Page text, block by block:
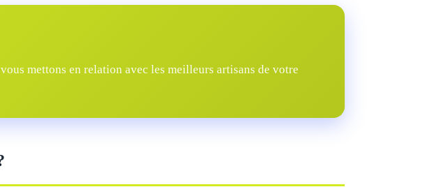
mettons en relation avec les meilleurs artisans de votre